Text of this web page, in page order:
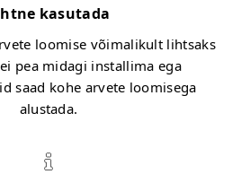
kasutada
loomise võimalikult lihtsaks
pea midagi installima ega
saad kohe arvete loomisega
alustada.